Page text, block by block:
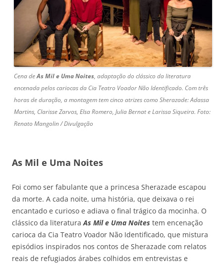
Cena deAs Mil e Uma Noites, adaptação do clássico da literatura
encenada pelos cariocas da Cia Teatro Voador Não Identificado. Com três
horas de duração, a montagem tem cinco atrizes como Sherazade: Adassa
Martins, Clarisse Zarvos, Elsa Romero, Julia Bernat e Larissa Siqueira. Foto:
Renato Mangolin / Divulgação
As Mil e Uma Noites
Foi como ser fabulante que a princesa Sherazade escapou
da morte. A cada noite, uma história, que deixava o rei
encantado e curioso e adiava o final trágico da mocinha. O
clássico da literaturaAs Mil e Uma Noites tem encenação
carioca da Cia Teatro Voador Não Identificado, que mistura
episódios inspirados nos contos de Sherazade com relatos
reais de refugiados árabes colhidos em entrevistas e